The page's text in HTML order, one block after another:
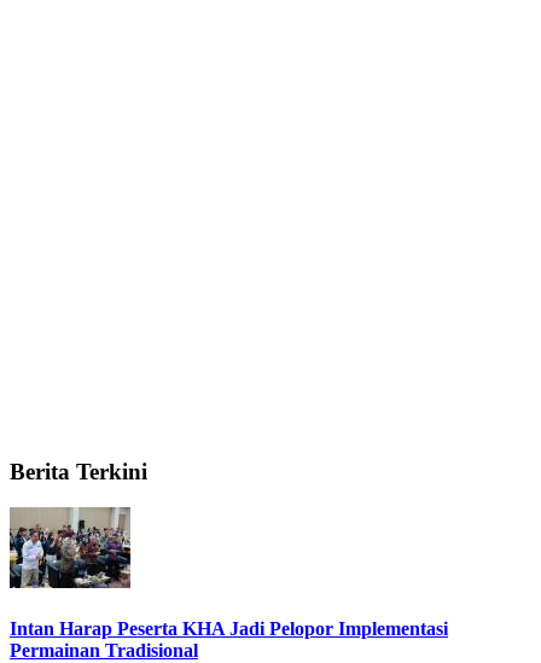
Berita Terkini
Intan Harap Peserta KHA Jadi Pelopor Implementasi
Permainan Tradisional